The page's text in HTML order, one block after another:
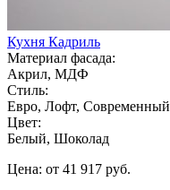
Кухня Кадриль
Материал фасада:
Акрил, МДФ
Стиль:
Евро, Лофт, Современный
Цвет:
Белый, Шоколад
Цена: от 41 917 руб.